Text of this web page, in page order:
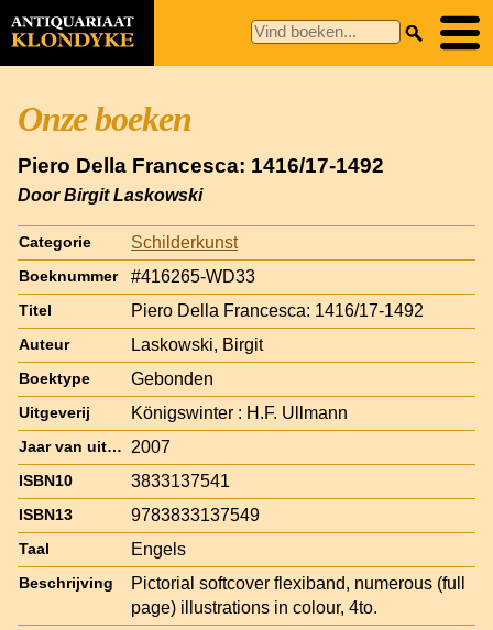
Onze boeken
Piero Della Francesca: 1416/17-1492
Door Birgit Laskowski
Categorie Schilderkunst
Boeknummer #416265-WD33
Titel Piero Della Francesca: 1416/17-1492
Auteur Laskowski, Birgit
Boektype Gebonden
Uitgeverij Königswinter : H.F. Ullmann
Jaar van uitgave 2007
ISBN10 3833137541
ISBN13 9783833137549
Taal Engels
Beschrijving
Pictorial softcover flexiband, numerous (full
page) illustrations in colour, 4to.